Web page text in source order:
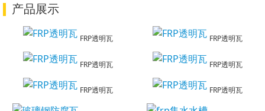
产品展示
FRP透明瓦 FRP透明瓦
FRP透明瓦 FRP透明瓦
FRP透明瓦 FRP透明瓦